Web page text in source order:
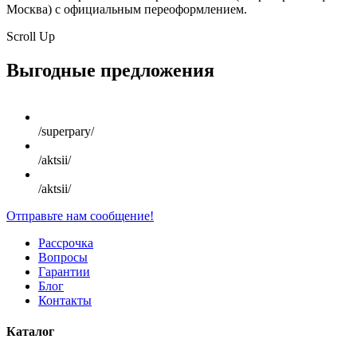
Москва) с официальным переоформлением.
Scroll Up
Выгодные предложения
/superpary/
/aktsii/
/aktsii/
Отправьте нам сообщение!
Рассрочка
Вопросы
Гарантии
Блог
Контакты
Каталог